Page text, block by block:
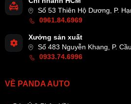
Số 53 Thiên Hộ Dương, P.
0961.84.6969
Xưởng sản xuất
Số 483 Nguyễn Khang, P.
0933.74.6996
VỀ PANDA AUTO